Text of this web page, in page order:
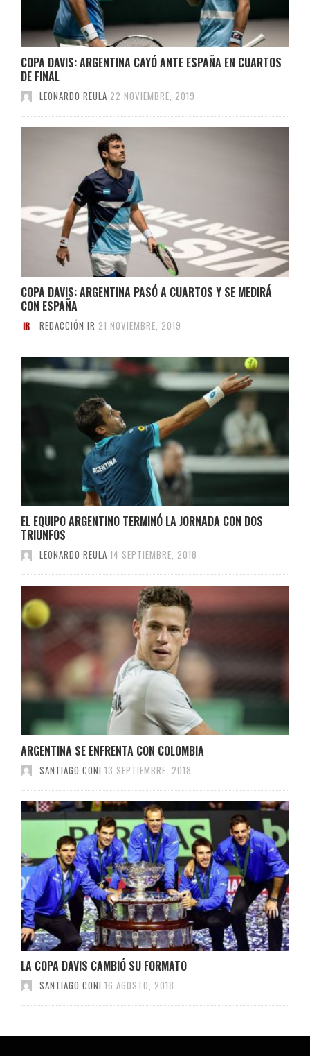
COPA DAVIS: ARGENTINA CAYÓ ANTE ESPAÑA EN CUARTOS
DE FINAL
LEONARDO REULA 22 NOVIEMBRE, 2019
COPA DAVIS: ARGENTINA PASÓ A CUARTOS Y SE MEDIRÁ
CON ESPAÑA
REDACCIÓN IR 21 NOVIEMBRE, 2019
EL EQUIPO ARGENTINO TERMINÓ LA JORNADA CON DOS
TRIUNFOS
LEONARDO REULA 14 SEPTIEMBRE, 2018
ARGENTINA SE ENFRENTA CON COLOMBIA
SANTIAGO CONI 13 SEPTIEMBRE, 2018
LA COPA DAVIS CAMBIÓ SU FORMATO
SANTIAGO CONI 16 AGOSTO, 2018